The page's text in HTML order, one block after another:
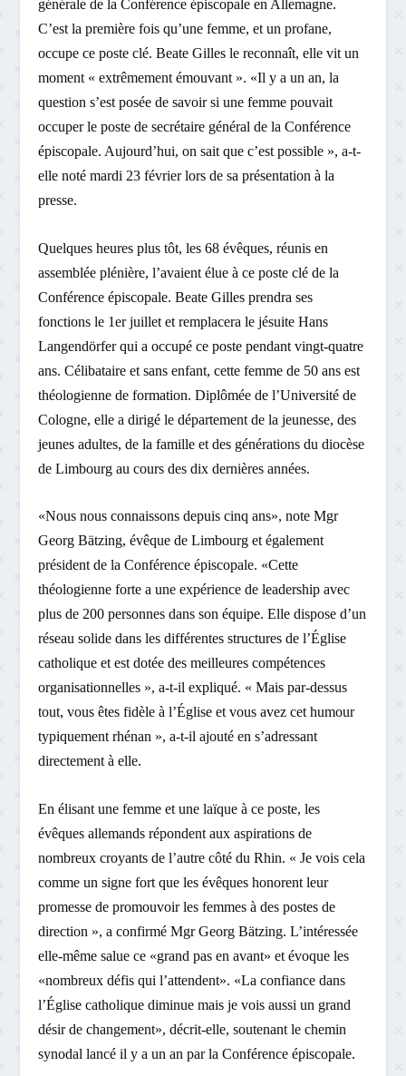
générale de la Conférence épiscopale en Allemagne.
C’est la première fois qu’une femme, et un profane,
occupe ce poste clé. Beate Gilles le reconnaît, elle vit un
moment « extrêmement émouvant ». «Il y a un an, la
question s’est posée de savoir si une femme pouvait
occuper le poste de secrétaire général de la Conférence
épiscopale. Aujourd’hui, on sait que c’est possible », a-t-
elle noté mardi 23 février lors de sa présentation à la
presse.
Quelques heures plus tôt, les 68 évêques, réunis en
assemblée plénière, l’avaient élue à ce poste clé de la
Conférence épiscopale. Beate Gilles prendra ses
fonctions le 1er juillet et remplacera le jésuite Hans
Langendörfer qui a occupé ce poste pendant vingt-quatre
ans. Célibataire et sans enfant, cette femme de 50 ans est
théologienne de formation. Diplômée de l’Université de
Cologne, elle a dirigé le département de la jeunesse, des
jeunes adultes, de la famille et des générations du diocèse
de Limbourg au cours des dix dernières années.
«Nous nous connaissons depuis cinq ans», note Mgr
Georg Bätzing, évêque de Limbourg et également
président de la Conférence épiscopale. «Cette
théologienne forte a une expérience de leadership avec
plus de 200 personnes dans son équipe. Elle dispose d’un
réseau solide dans les différentes structures de l’Église
catholique et est dotée des meilleures compétences
organisationnelles », a-t-il expliqué. « Mais par-dessus
tout, vous êtes fidèle à l’Église et vous avez cet humour
typiquement rhénan », a-t-il ajouté en s’adressant
directement à elle.
En élisant une femme et une laïque à ce poste, les
évêques allemands répondent aux aspirations de
nombreux croyants de l’autre côté du Rhin. « Je vois cela
comme un signe fort que les évêques honorent leur
promesse de promouvoir les femmes à des postes de
direction », a confirmé Mgr Georg Bätzing. L’intéressée
elle-même salue ce «grand pas en avant» et évoque les
«nombreux défis qui l’attendent». «La confiance dans
l’Église catholique diminue mais je vois aussi un grand
désir de changement», décrit-elle, soutenant le chemin
synodal lancé il y a un an par la Conférence épiscopale.